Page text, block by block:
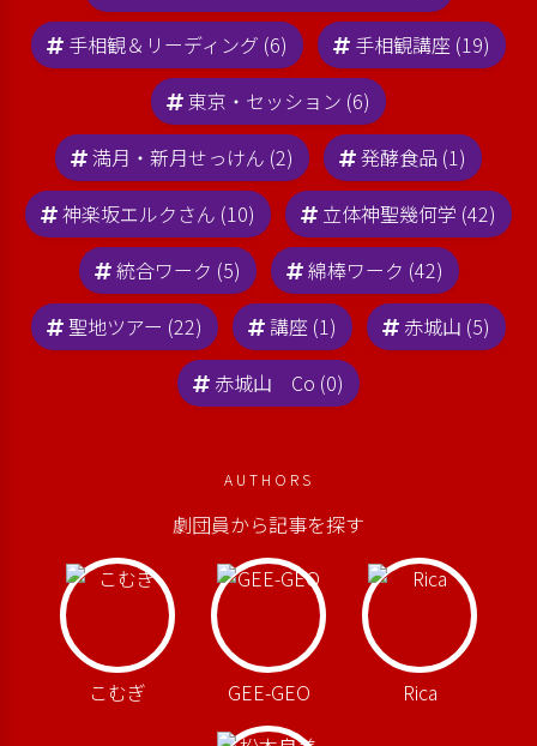
手相観＆リーディング (6)
手相観講座 (19)
東京・セッション (6)
満月・新月せっけん (2)
発酵食品 (1)
神楽坂エルクさん (10)
立体神聖幾何学 (42)
統合ワーク (5)
綿棒ワーク (42)
聖地ツアー (22)
講座 (1)
赤城山 (5)
赤城山 Co (0)
AUTHORS
劇団員から記事を探す
こむぎ GEE-GEO Rica